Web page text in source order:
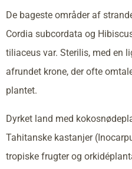
De bageste områder af
Cordia subcordata og
tiliaceus var. Sterilis, med en
afrundet krone, der ofte
plantet.
Dyrket land med
Tahitanske kastanjer
tropiske frugter og